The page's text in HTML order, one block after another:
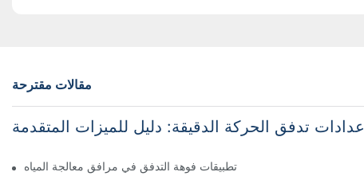
مقالات مقترحة
عدادات تدفق الحركة الدقيقة: دليل للميزات المتقدمة
تطبيقات فوهة التدفق في مرافق معالجة المياه